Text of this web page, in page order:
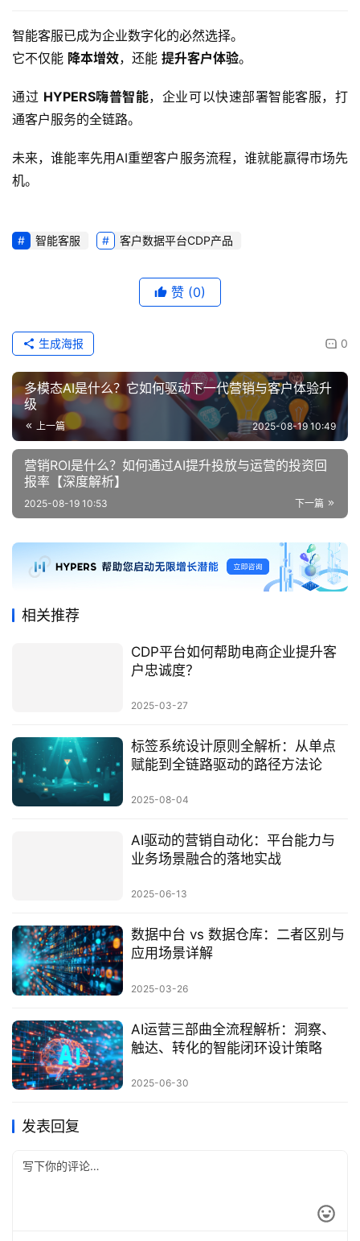
智能客服已成为企业数字化的必然选择。
它不仅能 降本增效，还能 提升客户体验。
通过 HYPERS嗨普智能，企业可以快速部署智能客服，打
通客户服务的全链路。
未来，谁能率先用AI重塑客户服务流程，谁就能赢得市场先
机。
智能客服 客户数据平台CDP产品
赞 (0)
0
生成海报
多模态AI是什么？它如何驱动下一代营销与客户体验升
级
上一篇 2025-08-19 10:49
营销ROI是什么？如何通过AI提升投放与运营的投资回
报率【深度解析】
下一篇
2025-08-19 10:53
相关推荐
CDP平台如何帮助电商企业提升客
户忠诚度？
2025-03-27
标签系统设计原则全解析：从单点
赋能到全链路驱动的路径方法论
2025-08-04
AI驱动的营销自动化：平台能力与
业务场景融合的落地实战
2025-06-13
数据中台 vs 数据仓库：二者区别与
应用场景详解
2025-03-26
AI运营三部曲全流程解析：洞察、
触达、转化的智能闭环设计策略
2025-06-30
发表回复